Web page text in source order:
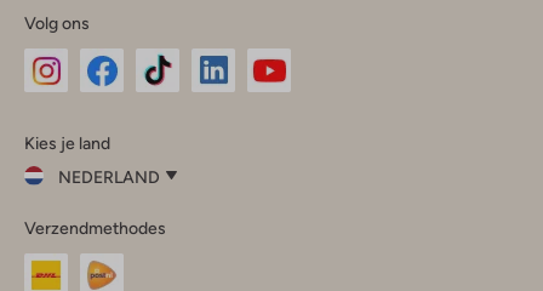
Volg ons
InstagramFacebook
Kies je land
NEDERLAND
je
land
Nederland
Verzendmethodes